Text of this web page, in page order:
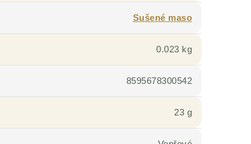
Sušené maso
0.023 kg
8595678300542
23 g